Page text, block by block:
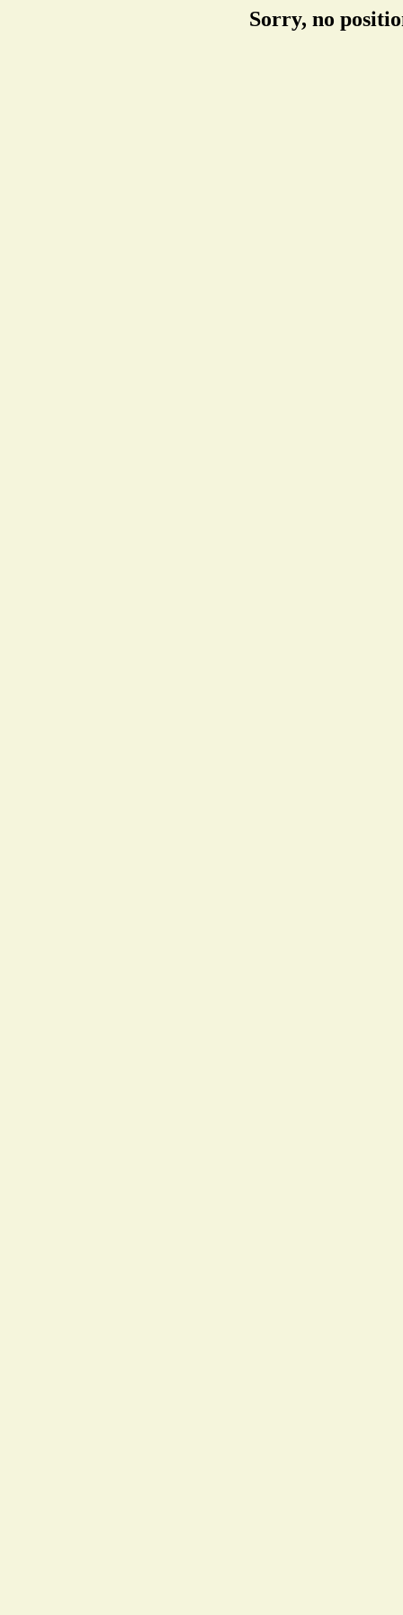
Sorry, no